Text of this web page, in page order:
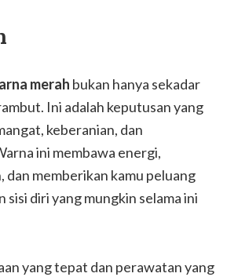
merah bukan hanya sekadar
Ini adalah keputusan yang
keberanian, dan
ini membawa energi,
dan memberikan kamu peluang
sisi diri yang mungkin selama ini
yang tepat dan perawatan yang